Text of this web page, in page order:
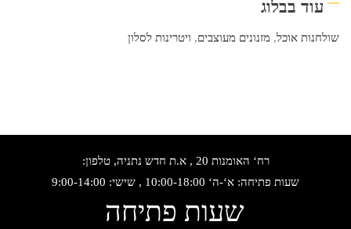
עוד בבלוג
שולחנות אוכל, מזנונים מעוצבים, ויטרינות לסלון
רח‘ האומנות 20 , א.ת חדש נתניה, טלפון:
שעות פתיחה: א‘-ה‘ 10:00-18:00 , שישי: 9:00-14:00
שעות פתיחה